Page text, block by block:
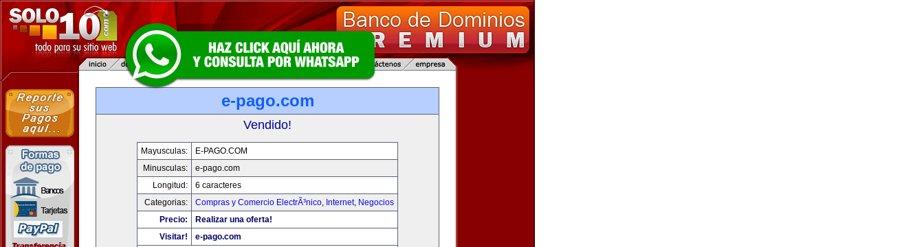
e-pago.com
Vendido!
Mayusculas:
E-PAGO.COM
Minusculas:
e-pago.com
Longitud:
6 caracteres
Categorias:
Compras y Comercio ElectrÃ³nico, Internet, Negocios
Precio:
Realizar una oferta!
Visitar!
e-pago.com